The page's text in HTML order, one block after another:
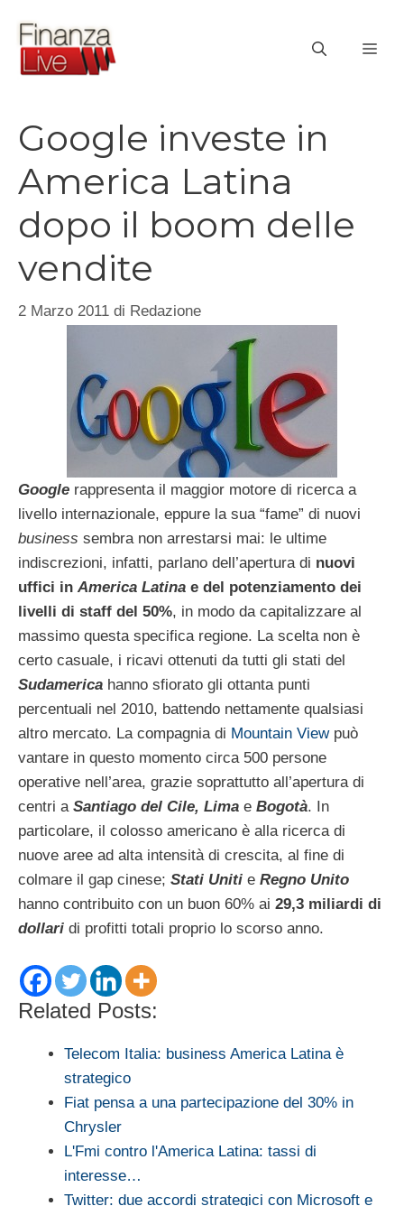
contenuto
Google investe in
America Latina
dopo il boom delle
vendite
2 Marzo 2011 di Redazione
Google rappresenta il maggior motore di ricerca a
livello internazionale, eppure la sua “fame” di nuovi
business sembra non arrestarsi mai: le ultime
indiscrezioni, infatti, parlano dell’apertura di nuovi
uffici in America Latina e del potenziamento dei
livelli di staff del 50%, in modo da capitalizzare al
massimo questa specifica regione. La scelta non è
certo casuale, i ricavi ottenuti da tutti gli stati del
Sudamerica hanno sfiorato gli ottanta punti
percentuali nel 2010, battendo nettamente qualsiasi
altro mercato. La compagnia di Mountain Viewpuò
vantare in questo momento circa 500 persone
operative nell’area, grazie soprattutto all’apertura di
centri a Santiago del Cile, Lima e Bogotà. In
particolare, il colosso americano è alla ricerca di
nuove aree ad alta intensità di crescita, al fine di
colmare il gap cinese; Stati Uniti e Regno Unito
hanno contribuito con un buon 60% ai 29,3 miliardi di
dollari di profitti totali proprio lo scorso anno.
Related Posts:
Telecom Italia: business America Latina è
strategico
Fiat pensa a una partecipazione del 30% in
Chrysler
L'Fmi contro l'America Latina: tassi di
interesse…
Twitter: due accordi strategici con Microsoft e